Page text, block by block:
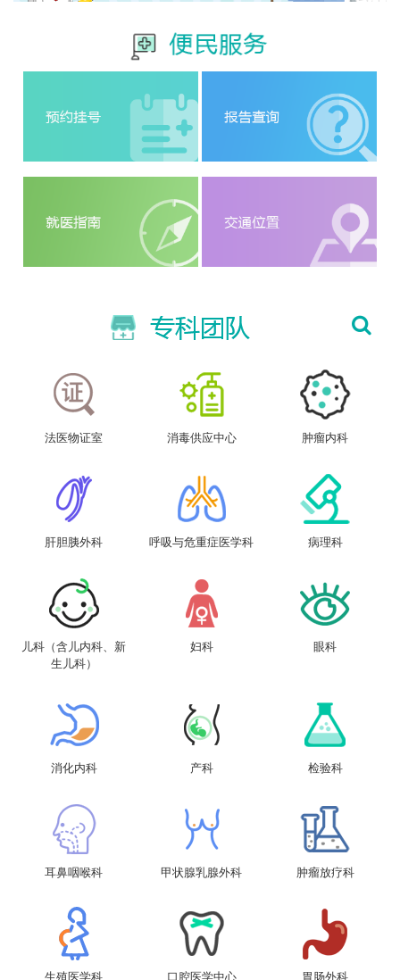
法医物证室 消毒供应中心 肿瘤内科
肝胆胰外科 呼吸与危重症医学科 病理科
儿科（含儿内科、新
生儿科）
妇科 眼科
消化内科 产科 检验科
耳鼻咽喉科 甲状腺乳腺外科 肿瘤放疗科
生殖医学科 口腔医学中心 胃肠外科